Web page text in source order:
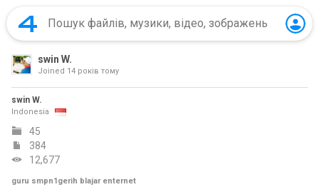
swin W.
Joined 14 років тому
swin W.
Indonesia
45
384
12,677
guru smpn1gerih blajar enternet